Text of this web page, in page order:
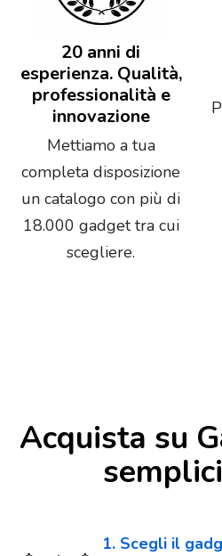
20 anni di
esperienza. Qualità,
professionalità e
innovazione
Mettiamo a tua
completa disposizione
un catalogo con più di
18.000 gadget tra cui
scegliere.
Acquista su
1. Scegli il